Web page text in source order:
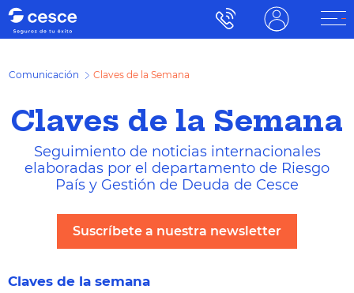
Comunicación Claves de la Semana
Claves de la Semana
Seguimiento de noticias internacionales
elaboradas por el departamento de Riesgo
País y Gestión de Deuda de Cesce
Suscríbete a nuestra newsletter
Claves de la semana